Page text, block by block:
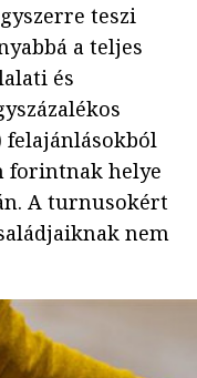
teszi
a teljes
és
felajánlásokból
forintnak helye
A turnusokért
nem